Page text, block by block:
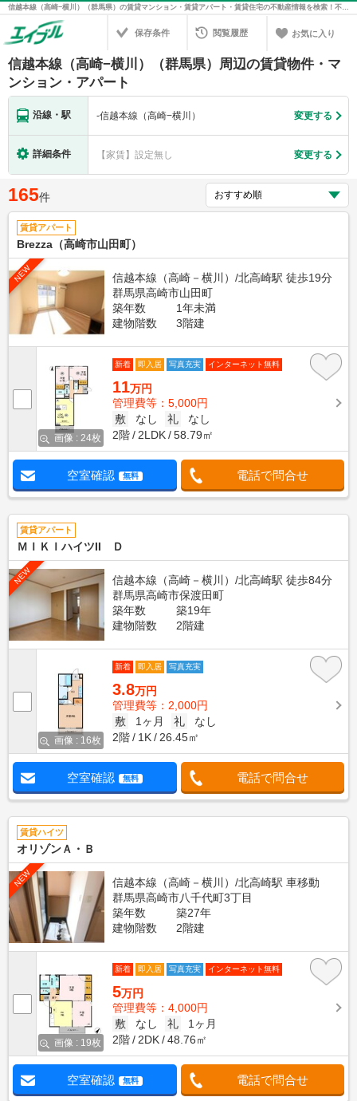
信越本線（高崎−横川）（群馬県）の賃貸マンション・賃貸アパート・賃貸住宅の不動産情報を検索！不動産賃貸の物件探しは、お部屋探しのエイブル
保存条件 閲覧履歴 お気に入り
信越本線（高崎−横川）（群馬県）周辺の賃貸物件・マ
ンション・アパート
沿線・駅 -信越本線（高崎−横川） 変更する
詳細条件 【家賃】設定無し 変更する
165件
賃貸アパート
Brezza（高崎市山田町）
NEW
信越本線（高崎－横川）/北高崎駅 徒歩19分
群馬県高崎市山田町
築年数
1年未満
建物階数
3階建
画像 : 24枚
新着 即入居 写真充実 インターネット無料
11万円
管理費等：5,000円
敷
なし 礼
なし
2階
2LDK 58.79㎡
空室確認 無料 電話で問合せ
賃貸アパート
ＭＩＫＩハイツII Ｄ
NEW
信越本線（高崎－横川）/北高崎駅 徒歩84分
群馬県高崎市保渡田町
築年数
築19年
建物階数
2階建
画像 : 16枚
新着 即入居 写真充実
3.8万円
管理費等：2,000円
敷
1ヶ月 礼
なし
2階
1K 26.45㎡
空室確認 無料 電話で問合せ
賃貸ハイツ
オリゾンＡ・Ｂ
NEW
信越本線（高崎－横川）/北高崎駅 車移動
群馬県高崎市八千代町3丁目
築年数
築27年
建物階数
2階建
画像 : 19枚
新着 即入居 写真充実 インターネット無料
5万円
管理費等：4,000円
敷
なし 礼
1ヶ月
2階
2DK 48.76㎡
空室確認 無料 電話で問合せ